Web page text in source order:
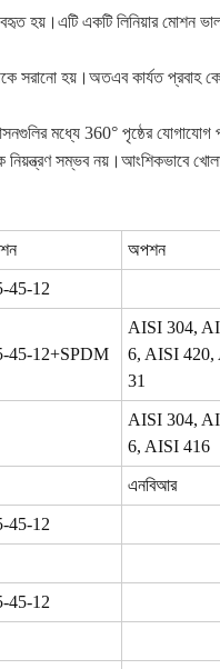
হয়।এটি একটি লিনিয়ার মোশন
সরানো হয়।অতএব কার্যত প্রবাহ
মধ্যে 360° পৃষ্ঠের
নিয়ন্ত্রণ সম্ভব নয়।আংশিকভাবে
অপশন
45-12
45-12+SPDM
AISI 304,
6, AISI 420,
31
AISI 304,
6, AISI 416
এনবিআর
45-12
45-12